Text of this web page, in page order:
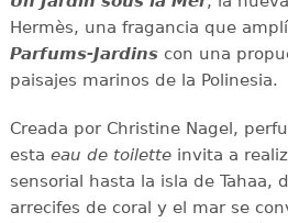
Hermès, una fragancia que
Parfums-Jardinscon una
paisajes marinos de la Polinesia.
Creada por Christine Nagel,
esta eau de toiletteinvita a
sensorial hasta la isla de Tahaa,
arrecifes de coral y el mar se